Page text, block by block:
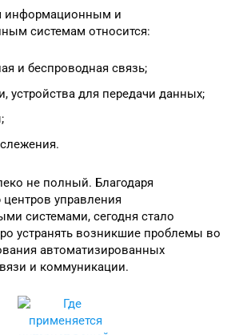
информационным и
системам относится:
и беспроводная связь;
устройства для передачи данных;
не полный. Благодаря
управления
системами, сегодня стало
устранять возникшие проблемы во
автоматизированных
и коммуникации.